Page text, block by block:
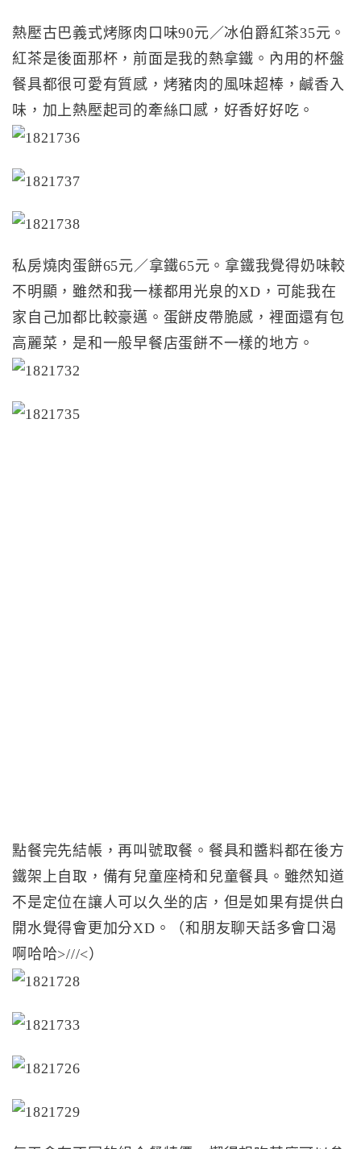
熱壓古巴義式烤豚肉口味90元／冰伯爵紅茶35元。
紅茶是後面那杯，前面是我的熱拿鐵。內用的杯盤
餐具都很可愛有質感，烤豬肉的風味超棒，鹹香入
味，加上熱壓起司的牽絲口感，好香好好吃。
私房燒肉蛋餅65元／拿鐵65元。拿鐵我覺得奶味較
不明顯，雖然和我一樣都用光泉的XD，可能我在
家自己加都比較豪邁。蛋餅皮帶脆感，裡面還有包
高麗菜，是和一般早餐店蛋餅不一樣的地方。
點餐完先結帳，再叫號取餐。餐具和醬料都在後方
鐵架上自取，備有兒童座椅和兒童餐具。雖然知道
不是定位在讓人可以久坐的店，但是如果有提供白
開水覺得會更加分XD。（和朋友聊天話多會口渴
啊哈哈>///<）